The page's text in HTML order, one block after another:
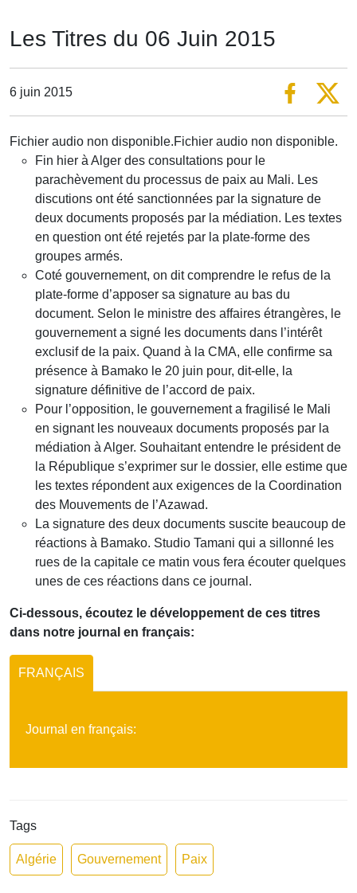
Les Titres du 06 Juin 2015
6 juin 2015
Fichier audio non disponible.Fichier audio non disponible.
Fin hier à Alger des consultations pour le
parachèvement du processus de paix au Mali. Les
discutions ont été sanctionnées par la signature de
deux documents proposés par la médiation. Les textes
en question ont été rejetés par la plate-forme des
groupes armés.
Coté gouvernement, on dit comprendre le refus de la
plate-forme d’apposer sa signature au bas du
document. Selon le ministre des affaires étrangères, le
gouvernement a signé les documents dans l’intérêt
exclusif de la paix. Quand à la CMA, elle confirme sa
présence à Bamako le 20 juin pour, dit-elle, la
signature définitive de l’accord de paix.
Pour l’opposition, le gouvernement a fragilisé le Mali
en signant les nouveaux documents proposés par la
médiation à Alger. Souhaitant entendre le président de
la République s’exprimer sur le dossier, elle estime que
les textes répondent aux exigences de la Coordination
des Mouvements de l’Azawad.
La signature des deux documents suscite beaucoup de
réactions à Bamako. Studio Tamani qui a sillonné les
rues de la capitale ce matin vous fera écouter quelques
unes de ces réactions dans ce journal.
Ci-dessous, écoutez le développement de ces titres
dans notre journal en français:
FRANÇAIS
Journal en français:
Tags
Algérie Gouvernement Paix